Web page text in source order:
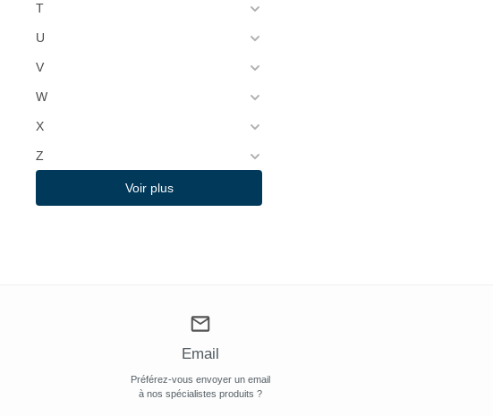
T
U
V
W
X
Z
Voir plus
Email
Préférez-vous envoyer un email
à nos spécialistes produits ?